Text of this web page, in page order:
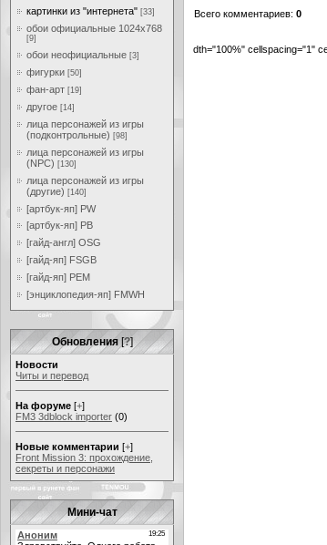
картинки из "интернета" [33]
обои официальные 1024x768
[9]
обои неофициальные [3]
фигурки [50]
фан-арт [19]
другое [14]
лица персонажей из игры
(подконтрольные) [98]
лица персонажей из игры
(NPC) [130]
лица персонажей из игры
(другие) [140]
[артбук-яп] PW
[артбук-яп] PB
[гайд-англ] OSG
[гайд-яп] FSGB
[гайд-яп] PEM
[энциклопедия-яп] FMWH
Обновления [?]
Новости
Читы и перевод
На форуме [+]
FM3 3dblock importer (0)
Новые комментарии [+]
Front Mission 3: прохождение,
секреты и персонажи
Мини-чат
Всего комментариев: 0
dth="100%" cellspacing="1"